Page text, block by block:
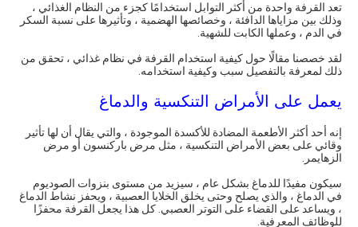
تعد القرفة واحدة من أكثر التوابل استخدامًا كجزء من النظام الغذائي ،
وذلك بين مزاياها الدافئة ، وخصائصها الهضمية ، وتأثيرها على نسبة السكر
في الدم ، وعملها الكابت للشهية.
لقد خصصنا مقالًا حول كيفية استخدام القرفة في نظام غذائي ، تحقق من
ذلك لمعرفة بالتفصيل سبب وكيفية استخدامه.
يعمل على الأمراض التنكسية والدماغ
إنه أحد أكثر الأطعمة المضادة للأكسدة الموجودة ، والتي يقال أن لها تأثير
وقائي على بعض الأمراض التنكسية ، مثل مرض باركنسون أو مرض
الزهايمر.
سيكون مفيدًا للدماغ بشكل عام ، سيزيد من مستوى بنزوات الصوديوم
في الدماغ ، والذي يصلح وحتى يخلق الخلايا العصبية ، ويحفز نشاط الدماغ
، ويساعد على القضاء على التوتر العصبي. كل هذا يجعل القرفة محفزًا
للوظائف المعرفية.